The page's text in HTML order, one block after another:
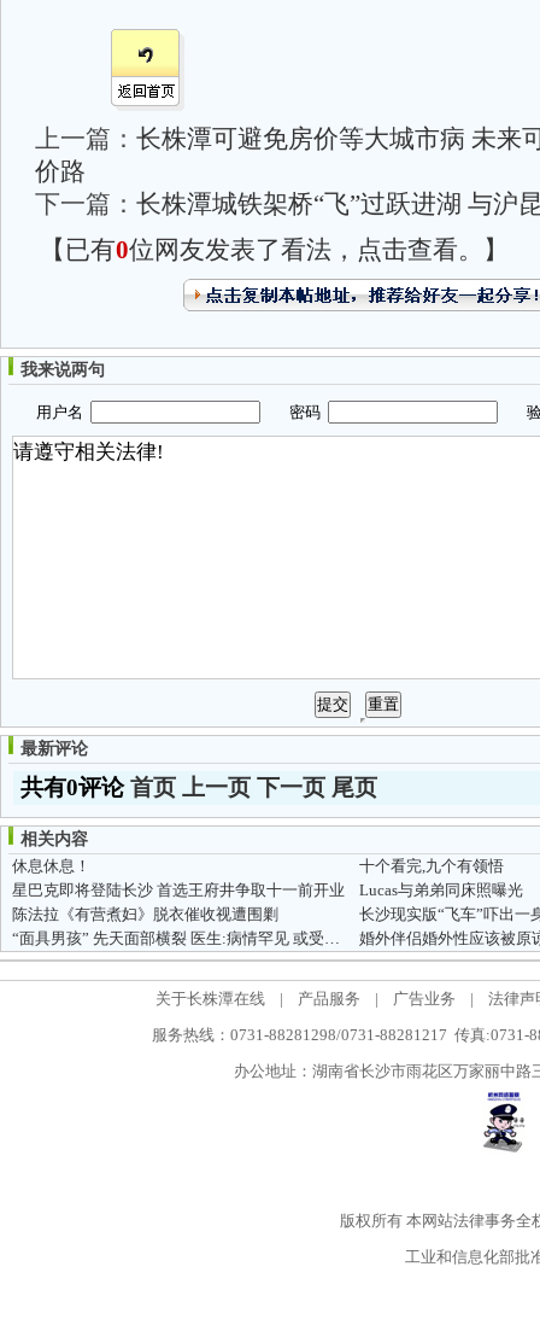
上一篇： 长株潭可避免房价等大城市病 未来
价路
下一篇： 长株潭城铁架桥“飞”过跃进湖 与沪
【已有0位网友发表了看法，点击查看。】
我来说两句
用户名 密码 验
最新评论
共有0评论首页 上一页 下一页 尾页
相关内容
休息休息！
十个看完,九个有领悟
星巴克即将登陆长沙 首选王府井争取十一前开业
Lucas与弟弟同床照曝光
陈法拉《有营煮妇》脱衣催收视遭围剿
“面具男孩” 先天面部横裂 医生:病情罕见 或受辐射
婚外伴侣婚外性应该被原
关于长株潭在线 | 产品服务 | 广告业务 |
法律声
服务热线：0731-88281298/0731-88281217 传真:0731-
办公地址：湖南省长沙市雨花区万家丽中
版权所有本网站法律事务全
工业和信息化部批